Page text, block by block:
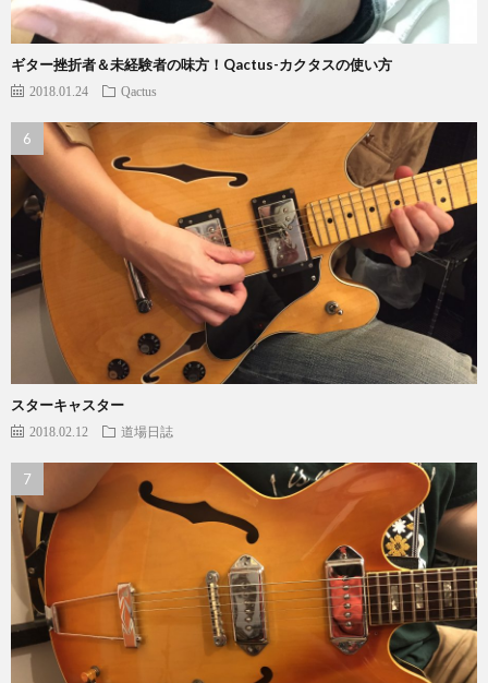
ギター挫折者＆未経験者の味方！Qactus-カクタスの使い方
2018.01.24 Qactus
スターキャスター
2018.02.12 道場日誌